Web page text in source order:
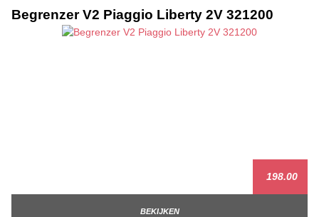
Begrenzer V2 Piaggio Liberty 2V 321200
198.00
BEKIJKEN